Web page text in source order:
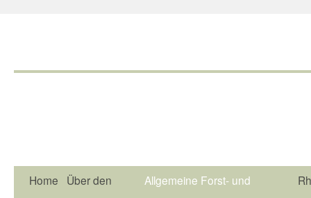
Home
Über den
Allgemeine Forst- und